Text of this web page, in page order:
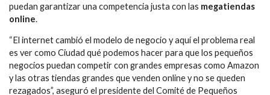
puedan garantizar una competencia justa con las megatiendas
online.
“El internet cambió el modelo de negocio y aquí el problema real
es ver como Ciudad qué podemos hacer para que los pequeños
negocios puedan competir con grandes empresas como Amazon
y las otras tiendas grandes que venden online y no se queden
rezagados”, aseguró el presidente del Comité de Pequeños